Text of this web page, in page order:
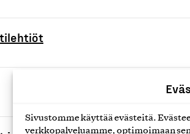
Sivustomme käyttää evästeitä.
verkkopalveluamme, optimoimaan